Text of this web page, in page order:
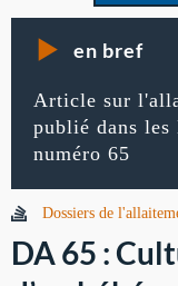
en bref
Article sur
publié dans
numéro 65
Dossiers de
DA 65 :